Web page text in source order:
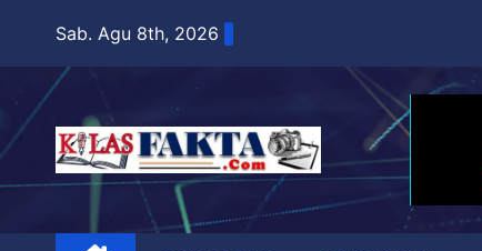
content
Sab. Agu 8th, 2026